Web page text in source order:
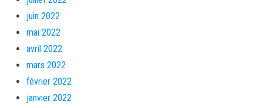
juin 2022
mai 2022
avril 2022
mars 2022
février 2022
janvier 2022